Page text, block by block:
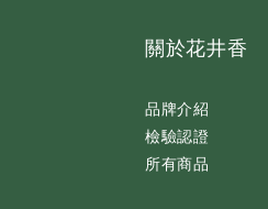
關於花井香
品牌介紹
檢驗認證
所有商品